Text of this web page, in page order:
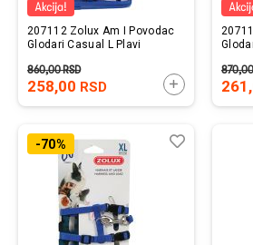
207112 Zolux Am I Povodac
Glodari Casual L Plavi
258,00 RSD
860,00RSD
DODAJTE U
870,00
-70%
Lista
Uporedi